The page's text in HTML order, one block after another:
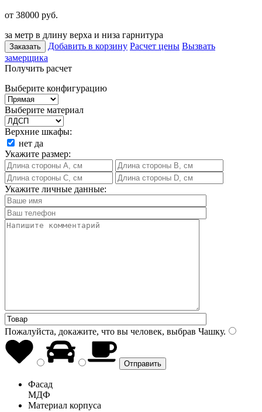
от 38000 руб.
за метр в длину верха и низа гарнитура
Заказать Добавить в корзину Расчет цены Вызвать
замерщика
Получить расчет
Выберите конфигурацию
Выберите материал
Верхние шкафы:
нет да
Укажите размер:
Укажите личные данные:
Пожалуйста, докажите, что вы человек, выбрав Чашку.
Фасад
МДФ
Материал корпуса